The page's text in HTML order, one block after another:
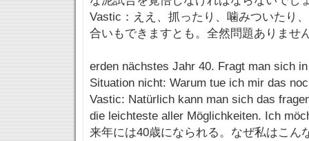
Vastic：ええ、抓ったり、噛みついたり
合いもできますとも。全然問題ありませ
erden nächstes Jahr 40. Fragt man sich
Situation nicht: Warum tue ich mir das
Vastic: Natürlich kann man sich das
die leichteste aller Möglichkeiten. Ich
来年には40歳になられる。なぜ私はこん